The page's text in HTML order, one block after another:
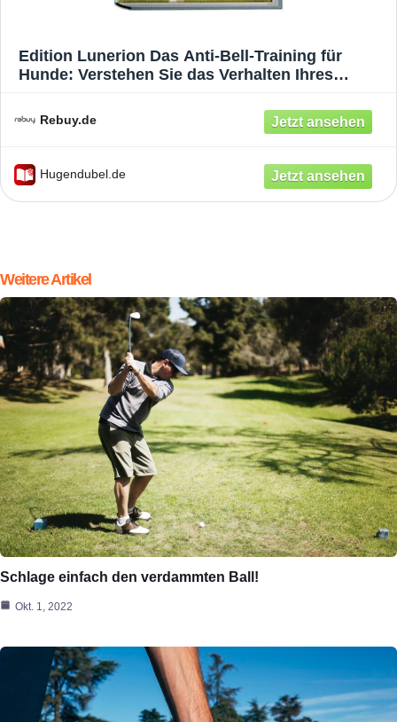
Edition Lunerion Das Anti-Bell-Training für
Hunde: Verstehen Sie das Verhalten Ihres
Methoden Schritt für Schritt das Bellen ab - inkl.
vieler Übungen & Techniken
Rebuy.de
Hugendubel.de
Weitere Artikel
Schlage einfach den verdammten Ball!
Okt. 1, 2022